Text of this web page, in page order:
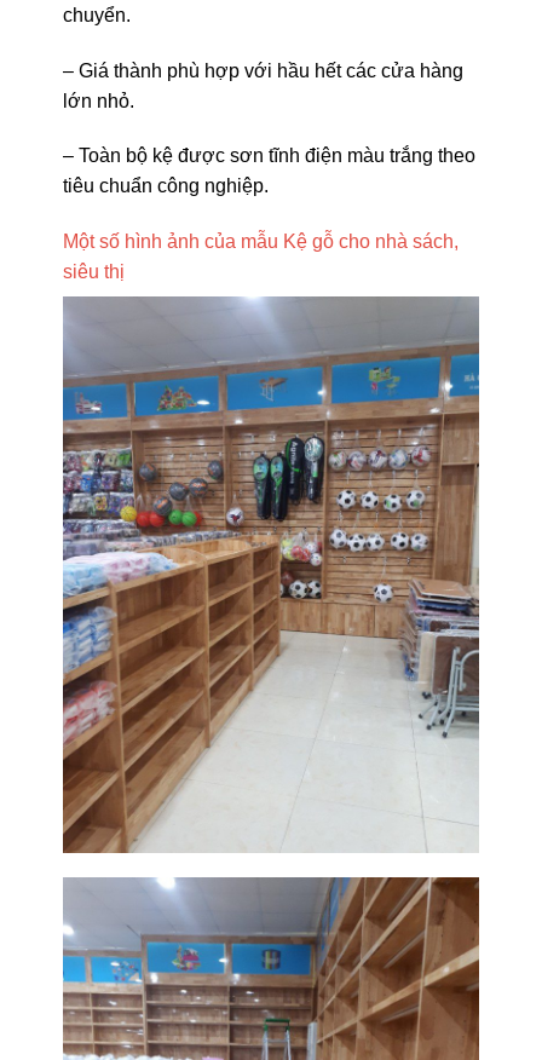
chuyển.
– Giá thành phù hợp với hầu hết các cửa hàng
lớn nhỏ.
– Toàn bộ kệ được sơn tĩnh điện màu trắng theo
tiêu chuẩn công nghiệp.
Một số hình ảnh của mẫu Kệ gỗ cho nhà sách,
siêu thị